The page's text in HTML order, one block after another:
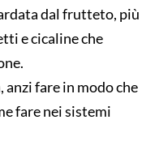
dal frutteto, più
e cicaline che
anzi fare in modo che
fare nei sistemi